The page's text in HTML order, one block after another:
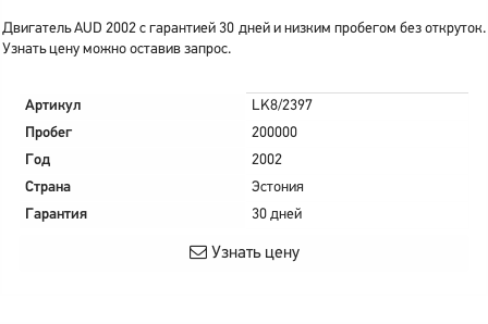
Двигатель AUD 2002 с гарантией 30 дней и низким пробегом без откруток.
Узнать цену можно оставив запрос.
Артикул
LK8/2397
Пробег
200000
Год
2002
Страна
Эстония
Гарантия
30 дней
Узнать цену